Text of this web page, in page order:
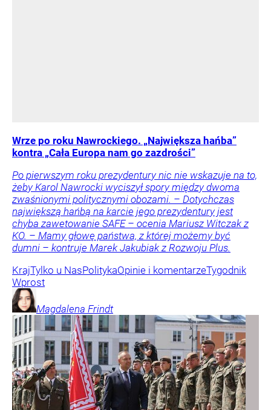
Wrze po roku Nawrockiego. „Największa hańba”
kontra „Cała Europa nam go zazdrości”
Po pierwszym roku prezydentury nic nie wskazuje na to,
żeby Karol Nawrocki wyciszył spory między dwoma
zwaśnionymi politycznymi obozami. – Dotychczas
największą hańbą na karcie jego prezydentury jest
chyba zawetowanie SAFE – ocenia Mariusz Witczak z
KO. – Mamy głowę państwa, z której możemy być
dumni – kontruje Marek Jakubiak z Rozwoju Plus.
KrajTylko u NasPolitykaOpinie i komentarzeTygodnik
Wprost
Magdalena Frindt